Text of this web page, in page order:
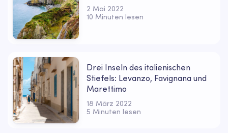
2 Mai 2022
10 Minuten lesen
Drei Inseln des italienischen
Stiefels: Levanzo, Favignana und
Marettimo
18 März 2022
5 Minuten lesen